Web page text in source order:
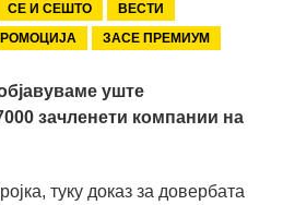
СЕ И СЕШТО
ВЕСТИ
ЗАСЕ ПРЕМИУМ
уште
зачленети компании на
туку доказ за довербата